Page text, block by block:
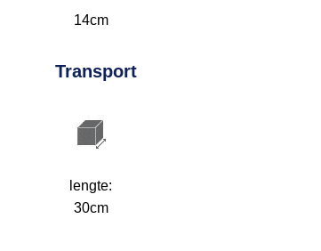
14cm
Transport
lengte:
30cm